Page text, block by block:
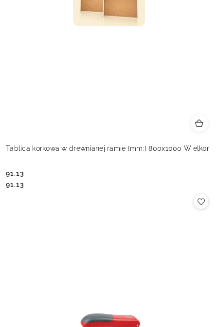
Tablica korkowa w drewnianej ramie [mm:] 800x1000 Wielkor
Cena:
91.13
Cena:
91.13